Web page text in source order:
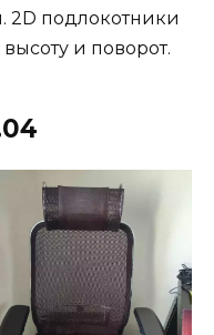
2D подлокотники
и поворот.